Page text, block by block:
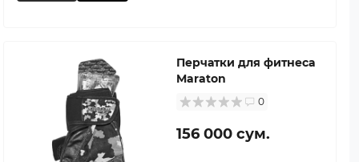
Перчатки для фитнеса
Maraton
0
156 000 сум.